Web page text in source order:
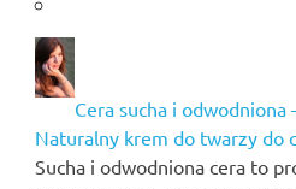
Cera sucha i odwodniona
Naturalny krem do twarzy do
Sucha i odwodniona cera to